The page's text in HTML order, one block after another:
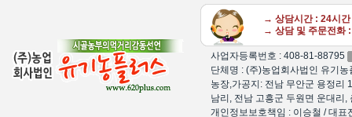
→ 상담시간 : 24시간
→ 상담 및 주문전화
사업자등록번호 : 408-81-88795
단체명 : (주)농업회사법인 유기
농장,가공지: 전남 무안군 용정리
남리, 전남 고흥군 두원면 운대리
개인정보보호책임 : 이승철 / 대